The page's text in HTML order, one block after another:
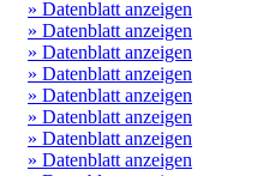
» Datenblatt anzeigen
» Datenblatt anzeigen
» Datenblatt anzeigen
» Datenblatt anzeigen
» Datenblatt anzeigen
» Datenblatt anzeigen
» Datenblatt anzeigen
» Datenblatt anzeigen